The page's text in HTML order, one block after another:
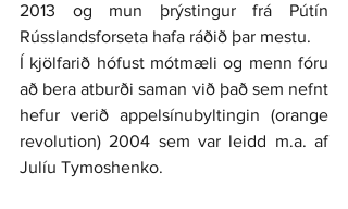
2013 og mun þrýstingur frá Pútín
Rússlandsforseta hafa ráðið þar mestu.
Í kjölfarið hófust mótmæli og menn fóru
að bera atburði saman við það sem nefnt
hefur verið appelsínubyltingin (orange
revolution) 2004 sem var leidd m.a. af
Julíu Tymoshenko.